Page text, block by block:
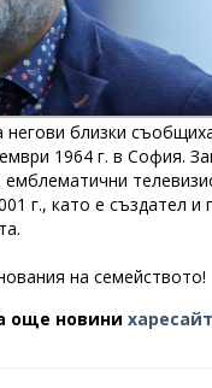
близки
1964 г. в София.
г., като е създател
на семейството!
още новини